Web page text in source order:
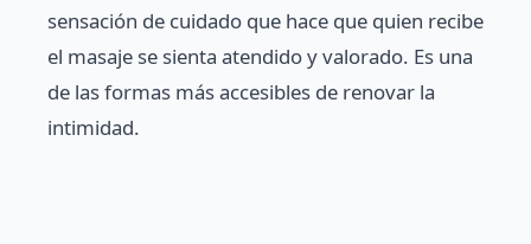
sensación de cuidado que hace que quien recibe
el masaje se sienta atendido y valorado. Es una
de las formas más accesibles de renovar la
intimidad.